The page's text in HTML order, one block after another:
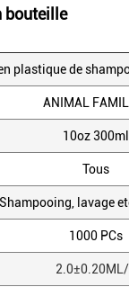
bouteille
plastique de
ANIMAL
10oz 300ml
Tous
Shampooing, lavage
1000 PCs